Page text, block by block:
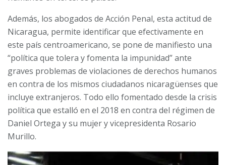
Además, los abogados de Acción Penal, esta actitud de
Nicaragua, permite identificar que efectivamente en
este país centroamericano, se pone de manifiesto una
“política que tolera y fomenta la impunidad” ante
graves problemas de violaciones de derechos humanos
en contra de los mismos ciudadanos nicaragüenses que
incluye extranjeros. Todo ello fomentado desde la crisis
política que estalló en el 2018 en contra del régimen de
Daniel Ortega y su mujer y vicepresidenta Rosario
Murillo.